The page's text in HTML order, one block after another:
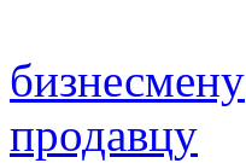
бизнесмену
продавцу